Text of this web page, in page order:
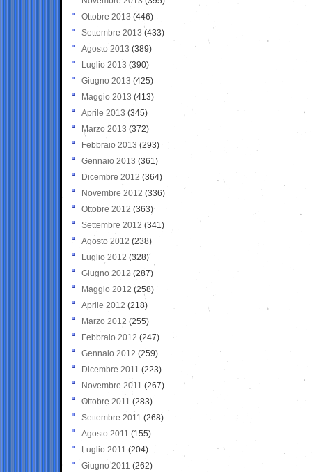
Ottobre 2013 (446)
Settembre 2013 (433)
Agosto 2013 (389)
Luglio 2013 (390)
Giugno 2013 (425)
Maggio 2013 (413)
Aprile 2013 (345)
Marzo 2013 (372)
Febbraio 2013 (293)
Gennaio 2013 (361)
Dicembre 2012 (364)
Novembre 2012 (336)
Ottobre 2012 (363)
Settembre 2012 (341)
Agosto 2012 (238)
Luglio 2012 (328)
Giugno 2012 (287)
Maggio 2012 (258)
Aprile 2012 (218)
Marzo 2012 (255)
Febbraio 2012 (247)
Gennaio 2012 (259)
Dicembre 2011 (223)
Novembre 2011 (267)
Ottobre 2011 (283)
Settembre 2011 (268)
Agosto 2011 (155)
Luglio 2011 (204)
Giugno 2011 (262)